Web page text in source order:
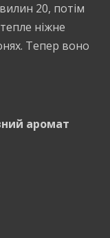
20, потім
ніжне
Тепер воно
аромат